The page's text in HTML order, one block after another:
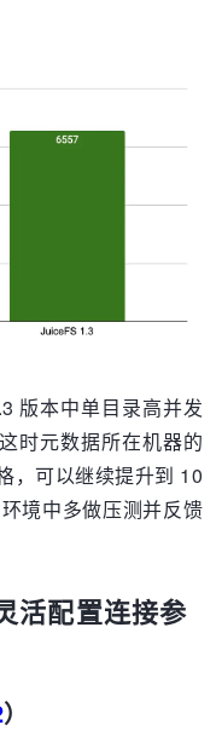
版本中单目录高并发
时元数据所在机器的
，可以继续提升到 10
境中多做压测并反馈
活配置连接参
）